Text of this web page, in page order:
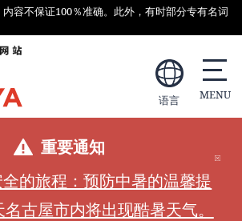
容不保证100％准确。此外，有时部分专有名词
语言
重要通知
全的旅程：预防中暑的温馨提
古屋市内将出现酷暑天气。